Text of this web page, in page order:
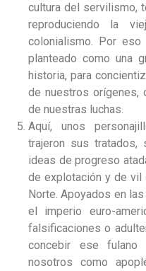
cultura del servilismo,
reproduciendo la
colonialismo. Por eso
planteado como una
historia, para
de nuestros orígenes,
de nuestras luchas.
Aquí, unos
trajeron sus
ideas de progreso
de explotación y de vil
Norte. Apoyados en
el imperio euro-
falsificaciones o
concebir ese fulano
nosotros como